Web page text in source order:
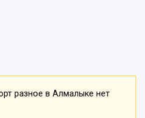
разное в Алмалыке нет